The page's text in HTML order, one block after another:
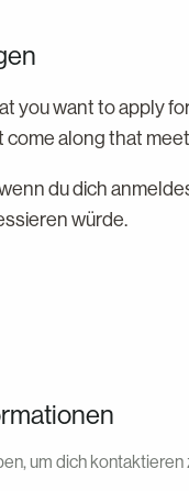
you want to apply
along that
du dich
würde.
um dich